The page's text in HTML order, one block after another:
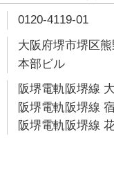
0120-4119-01
大阪府堺市堺区
本部ビル
阪堺電軌阪堺線
阪堺電軌阪堺線
阪堺電軌阪堺線